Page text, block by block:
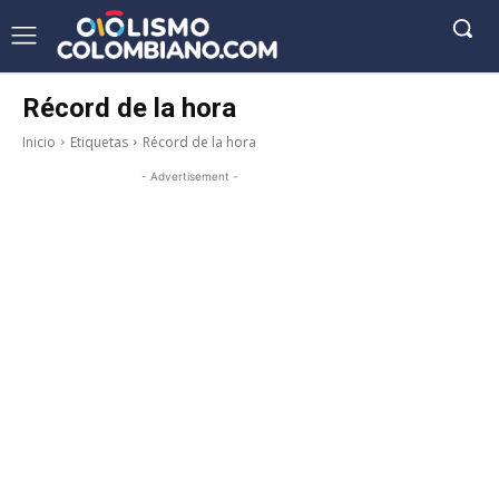
Récord de la hora
Inicio Etiquetas Récord de la hora
- Advertisement -